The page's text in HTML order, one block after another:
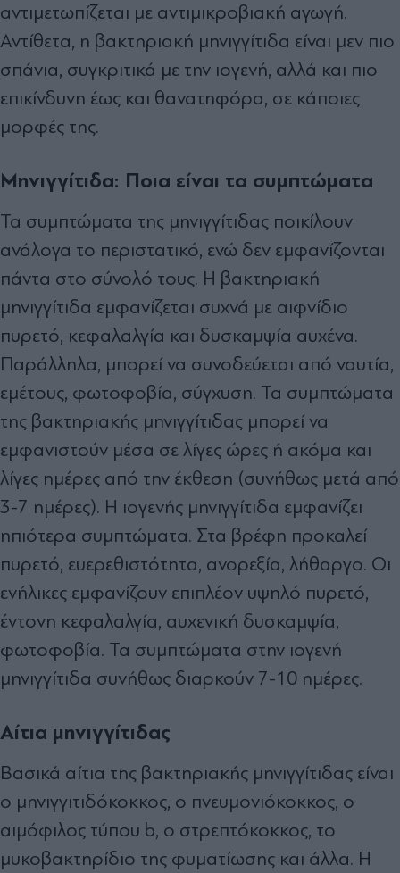
αντιμετωπίζεται με αντιμικροβιακή αγωγή.
Αντίθετα, η βακτηριακή μηνιγγίτιδα είναι μεν πιο
σπάνια, συγκριτικά με την ιογενή, αλλά και πιο
επικίνδυνη έως και θανατηφόρα, σε κάποιες
μορφές της.
Μηνιγγίτιδα: Ποια είναι τα συμπτώματα
Τα συμπτώματα της μηνιγγίτιδας ποικίλουν
ανάλογα το περιστατικό, ενώ δεν εμφανίζονται
πάντα στο σύνολό τους. Η βακτηριακή
μηνιγγίτιδα εμφανίζεται συχνά με αιφνίδιο
πυρετό, κεφαλαλγία και δυσκαμψία αυχένα.
Παράλληλα, μπορεί να συνοδεύεται από ναυτία,
εμέτους, φωτοφοβία, σύγχυση. Τα συμπτώματα
της βακτηριακής μηνιγγίτιδας μπορεί να
εμφανιστούν μέσα σε λίγες ώρες ή ακόμα και
λίγες ημέρες από την έκθεση (συνήθως μετά από
3-7 ημέρες). Η ιογενής μηνιγγίτιδα εμφανίζει
ηπιότερα συμπτώματα. Στα βρέφη προκαλεί
πυρετό, ευερεθιστότητα, ανορεξία, λήθαργο. Οι
ενήλικες εμφανίζουν επιπλέον υψηλό πυρετό,
έντονη κεφαλαλγία, αυχενική δυσκαμψία,
φωτοφοβία. Τα συμπτώματα στην ιογενή
μηνιγγίτιδα συνήθως διαρκούν 7-10 ημέρες.
Αίτια μηνιγγίτιδας
Βασικά αίτια της βακτηριακής μηνιγγίτιδας είναι
ο μηνιγγιτιδόκοκκος, ο πνευμονιόκοκκος, ο
αιμόφιλος τύπου b, ο στρεπτόκοκκος, το
μυκοβακτηρίδιο της φυματίωσης και άλλα. Η